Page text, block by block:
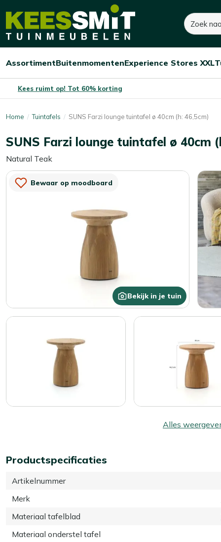
Kees
Tuinmeubelen
Zoeken
Open/sluit
Assortiment
Open/sluit
Buitenmomenten
Open/sluit
Experience Stores XXL
Kees ruimt op! Tot 60% korting
Home Tuintafels SUNS Farzi lounge tuintafel ø 40cm (h: 46,5cm)
SUNS Farzi lounge tuintafel ø 40cm
Natural Teak
Bewaar op moodboard
Bekijk in je tuin
Alles
900,-
Productspecificaties
Artikelnummer
Merk
Materiaal tafelblad
Materiaal onderstel tafel